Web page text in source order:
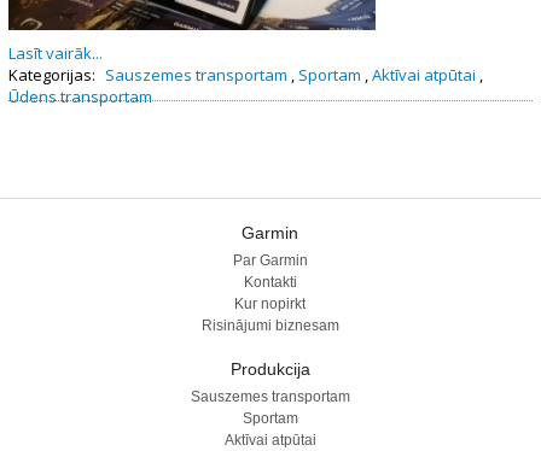
Lasīt vairāk...
Kategorijas: Sauszemes transportam , Sportam ,Aktīvai atpūtai ,
Ūdens transportam
Garmin
Par Garmin
Kontakti
Kur nopirkt
Risinājumi biznesam
Produkcija
Sauszemes transportam
Sportam
Aktīvai atpūtai